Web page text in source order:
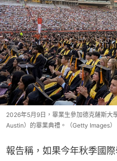
2026年5月9日，畢業生參加德克薩斯
Austin）的畢業典禮。（Getty Images）
報告稱，如果今年秋季國